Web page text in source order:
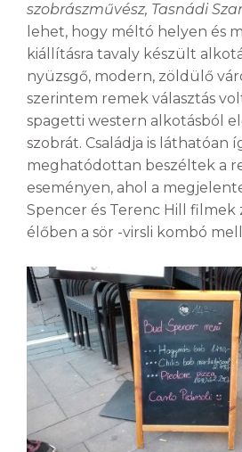
szobrászművész, Tasnádi
lehet, hogy méltó helyen és
kiállításra tavaly készült
nyüzsgő, modern, zöldülő
szerintem remek választás
spagetti western alkotásból
szobrát. Családja is láthatóan
meghatódottan beszéltek a
eseményen, ahol a
Spencer és Terenc Hill filmek
élőben a sör -virsli kombó